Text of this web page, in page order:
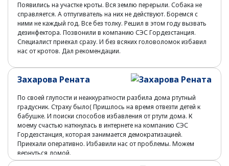
Появились на участке кроты. Вся землю перерыли. Собака не
справляется. А отпугиватель на них не действуют. Боремся с
ними не каждый год. Все без толку. Решил в этом году вызвать
дезинфектора. Позвонили в компанию СЭС Гордезстанция.
Специалист приехал сразу. И без всяких головоломок избавил
нас от кротов. Дал рекомендации.
Захарова Рената
По своей глупости и неаккуратности разбила дома ртутный
градусник. Страху было( Пришлось на время отвезти детей к
бабушке. И поиски способов избавления от ртути дома. К
моему счастью наткнулась в интернете на компанию СЭС
Гордезстанция, которая занимается демократизацией.
Приехали оперативно. Избавили нас от проблемы. Можем
вернуться домой.